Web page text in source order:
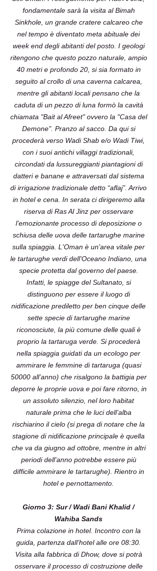
fondamentale sarà la visita al Bimah
Sinkhole, un grande cratere calcareo che
nel tempo è diventato meta abituale dei
week end degli abitanti del posto. I geologi
ritengono che questo pozzo naturale, ampio
40 metri e profondo 20, si sia formato in
seguito al crollo di una caverna calcarea,
mentre gli abitanti locali pensano che la
caduta di un pezzo di luna formò la cavità
chiamata "Bait al Afreet" ovvero la "Casa del
Demone". Pranzo al sacco. Da qui si
procederà verso Wadi Shab e/o Wadi Tiwi,
con i suoi antichi villaggi tradizionali,
circondati da lussureggianti piantagioni di
datteri e banane e attraversati dal sistema
di irrigazione tradizionale detto “aflaj”. Arrivo
in hotel e cena. In serata ci dirigeremo alla
riserva di Ras Al Jinz per osservare
l’emozionante processo di deposizione o
schiusa delle uova delle tartarughe marine
sulla spiaggia. L'Oman è un'area vitale per
le tartarughe verdi dell'Oceano Indiano, una
specie protetta dal governo del paese.
Infatti, le spiagge del Sultanato, si
distinguono per essere il luogo di
nidificazione prediletto per ben cinque delle
sette specie di tartarughe marine
riconosciute, la più comune delle quali è
proprio la tartaruga verde. Si procederà
nella spiaggia guidati da un ecologo per
ammirare le femmine di tartaruga (quasi
50000 all’anno) che risalgono la battigia per
deporre le proprie uova e poi fare ritorno, in
un assoluto silenzio, nel loro habitat
naturale prima che le luci dell’alba
rischiarino il cielo (si prega di notare che la
stagione di nidificazione principale è quella
che va da giugno ad ottobre, mentre in altri
periodi dell'anno potrebbe essere più
difficile ammirare le tartarughe). Rientro in
hotel e pernottamento.
Giorno 3: Sur / Wadi Bani Khalid /
Wahiba Sands
Prima colazione in hotel. Incontro con la
guida, partenza dall’hotel alle ore 08:30.
Visita alla fabbrica di Dhow, dove si potrà
osservare il processo di costruzione delle